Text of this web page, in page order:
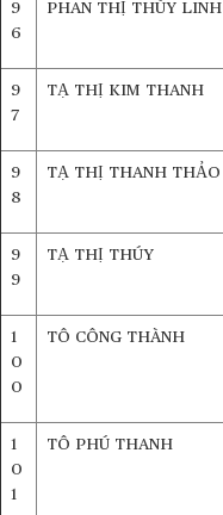
9
6
PHAN THỊ THÙY LINH
9
7
TẠ THỊ KIM THANH
9
8
TẠ THỊ THANH THẢO
9
9
TẠ THỊ THÚY
1
0
0
TÔ CÔNG THÀNH
1
0
1
TÔ PHÚ THANH